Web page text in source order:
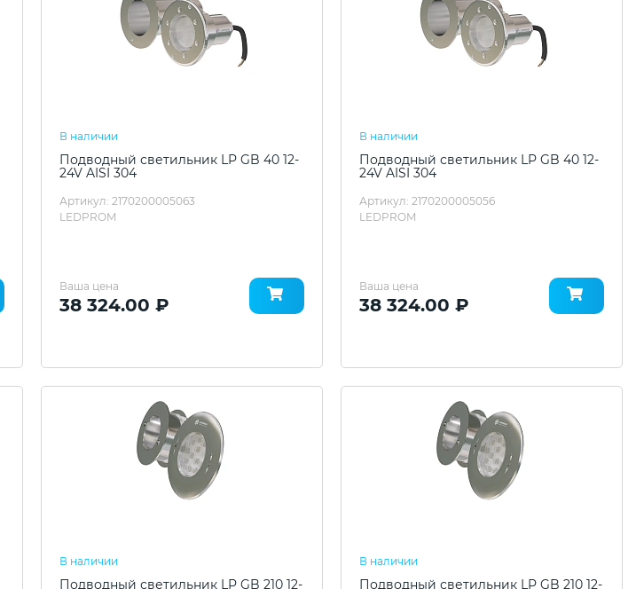
В наличии
Подводный светильник LP GB 40 12-
24V AISI 304
Артикул: 2170200005063
LEDPROM
Ваша цена
38 324.00 ₽
В наличии
Подводный светильник LP GB 40 12-
24V AISI 304
Артикул: 2170200005056
LEDPROM
Ваша цена
38 324.00 ₽
В наличии
Подводный светильник LP GB 210 12-
В наличии
Подводный светильник LP GB 210 12-